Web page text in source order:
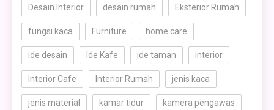
Desain Interior desain rumah Eksterior Rumah
fungsi kaca Furniture home care
ide desain Ide Kafe ide taman interior
Interior Cafe Interior Rumah jenis kaca
jenis material kamar tidur kamera pengawas